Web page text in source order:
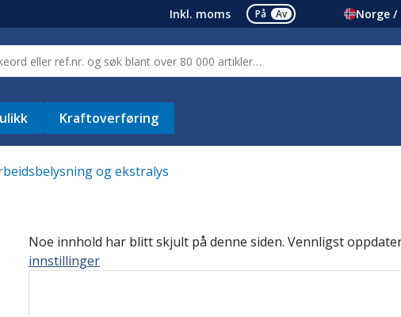
Inkl. moms På Av Norge /
Kraftoverføring
og ekstralys
Noe innhold har blitt skjult på denne siden. Vennligst
innstillinger